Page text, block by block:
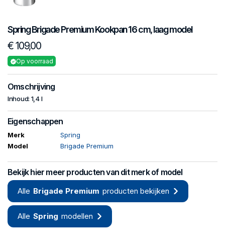
SpringBrigade PremiumKookpan 16 cm, laag model
€ 109,00
Op voorraad
Omschrijving
Inhoud: 1,4 l
Eigenschappen
Merk
Spring
Model
Brigade Premium
Bekijk hier meer producten van dit merk of model
Alle Brigade Premium producten bekijken
Alle Spring modellen